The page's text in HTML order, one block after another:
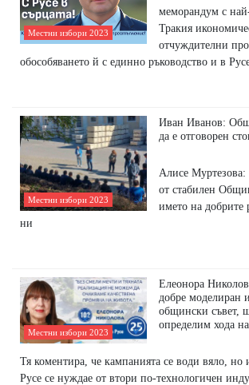
Местни избори 2023
меморандум с
Тракия
отчуждителни
обособяването й с единно ръководство и в
Местни избори 2023
Иван Иванов:
да е отговорен
Алисе
от стабилен
името на добрите
ни
Местни избори 2023
Елеонора
добре моделиран
общински съвет,
определим хода
Тя коментира, че кампанията се води вяло, но
Русе се нуждае от втори по-технологичен